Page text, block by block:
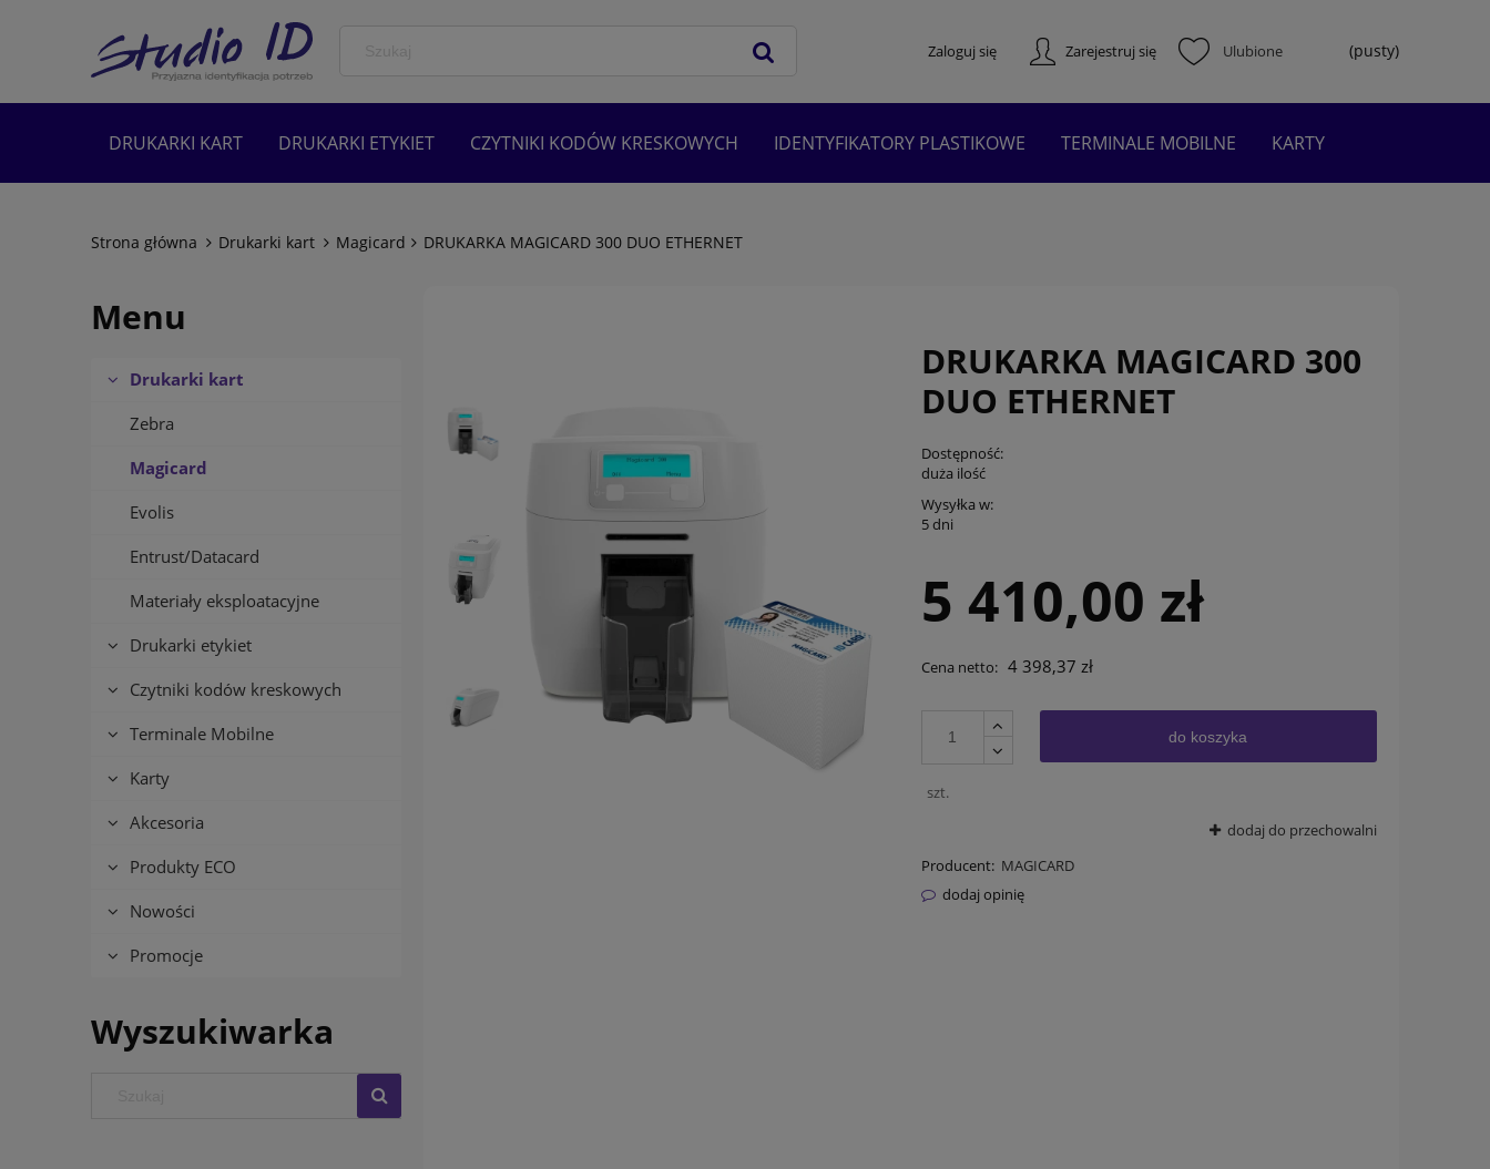
Zarejestruj się
Zaloguj się (pusty)
DRUKARKI KART DRUKARKI ETYKIET CZYTNIKI KODÓW KRESKOWYCH IDENTYFIKATORY PLASTIKOWE TERMINALE MOBILNE KARTY
Strona główna Drukarki kart Magicard DRUKARKA MAGICARD 300 DUO ETHERNET
Menu
Drukarki kart
Zebra
Magicard
Evolis
Entrust/Datacard
Materiały eksploatacyjne
Drukarki etykiet
Czytniki kodów kreskowych
Terminale Mobilne
Karty
Akcesoria
Produkty ECO
Nowości
Promocje
Wyszukiwarka
DRUKARKA MAGICARD 300
DUO ETHERNET
Dostępność:
duża ilość
Wysyłka w:
5 dni
5 410,00 zł
Cena netto: 4 398,37 zł
szt.
do koszyka
dodaj do przechowalni
Producent: MAGICARD
dodaj opinię